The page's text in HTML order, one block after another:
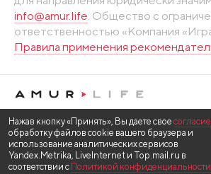
info@amur.life. Общество с
ответственностью «Компания
Правила применения
Нажав кнопку «Принять», Вы даете свое согласие
обработку файлов cookie вашего браузера и
использование аналитических сервисов
Yandex.Metrika, LiveInternet и Top.mail.ru в
соответствии с Политикой конфиденциальности